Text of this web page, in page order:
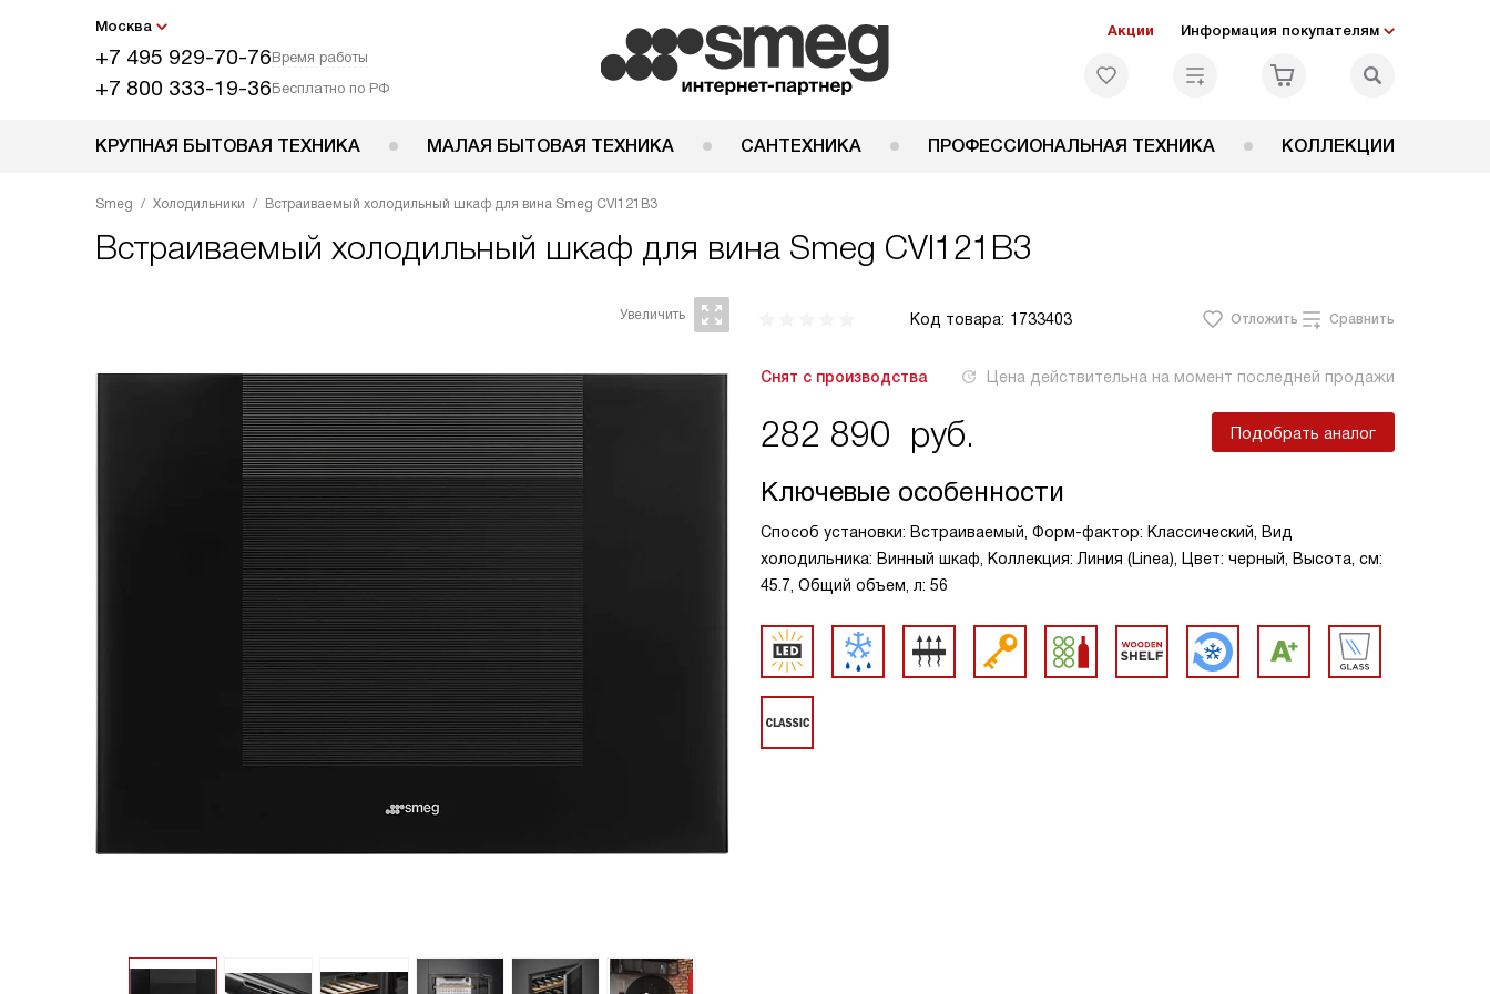
Москва
+7 495 929-70-76Время работы
+7 800 333-19-36Бесплатно по РФ
Акции Информация покупателям
КРУПНАЯ БЫТОВАЯ ТЕХНИКА МАЛАЯ БЫТОВАЯ ТЕХНИКА САНТЕХНИКА ПРОФЕССИОНАЛЬНАЯ ТЕХНИКА КОЛЛЕКЦИИ
Smeg Холодильники Встраиваемый холодильный шкаф для вина Smeg CVI121B3
Встраиваемый холодильный шкаф для вина Smeg CVI121B3
Код товара: 1733403 Отложить Сравнить
Снят с производства Цена действительна на момент последней продажи
282 890 руб. Подобрать аналог
Ключевые особенности
Способ установки: Встраиваемый, Форм-фактор: Классический, Вид
холодильника: Винный шкаф, Коллекция: Линия (Linea), Цвет: черный, Высота, см:
45.7, Общий объем, л: 56